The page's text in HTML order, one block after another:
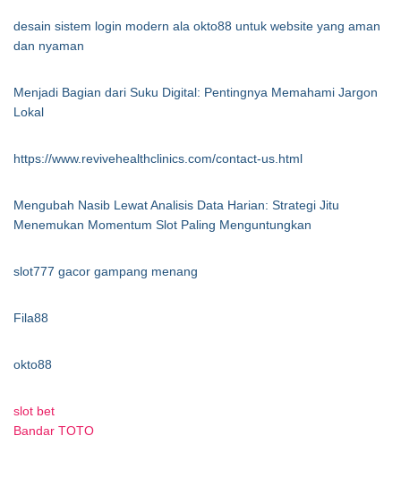
desain sistem login modern ala okto88 untuk website yang aman
dan nyaman
Menjadi Bagian dari Suku Digital: Pentingnya Memahami Jargon
Lokal
https://www.revivehealthclinics.com/contact-us.html
Mengubah Nasib Lewat Analisis Data Harian: Strategi Jitu
Menemukan Momentum Slot Paling Menguntungkan
slot777 gacor gampang menang
Fila88
okto88
slot bet
Bandar TOTO